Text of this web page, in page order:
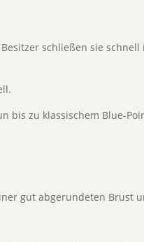
schließen sie schnell
bis zu klassischem Blue-
gut abgerundeten Brust